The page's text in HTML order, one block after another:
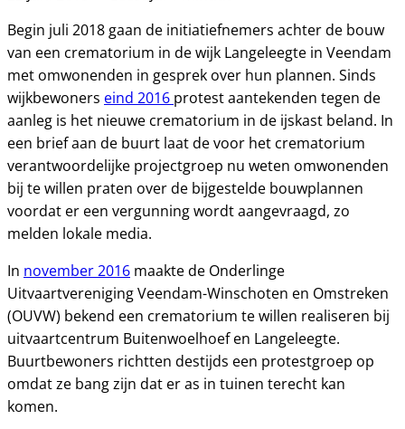
Begin juli 2018 gaan de initiatiefnemers achter de bouw
van een crematorium in de wijk Langeleegte in Veendam
met omwonenden in gesprek over hun plannen. Sinds
wijkbewoners eind 2016 protest aantekenden tegen de
aanleg is het nieuwe crematorium in de ijskast beland. In
een brief aan de buurt laat de voor het crematorium
verantwoordelijke projectgroep nu weten omwonenden
bij te willen praten over de bijgestelde bouwplannen
voordat er een vergunning wordt aangevraagd, zo
melden lokale media.
In november 2016 maakte de Onderlinge
Uitvaartvereniging Veendam-Winschoten en Omstreken
(OUVW) bekend een crematorium te willen realiseren bij
uitvaartcentrum Buitenwoelhoef en Langeleegte.
Buurtbewoners richtten destijds een protestgroep op
omdat ze bang zijn dat er as in tuinen terecht kan
komen.